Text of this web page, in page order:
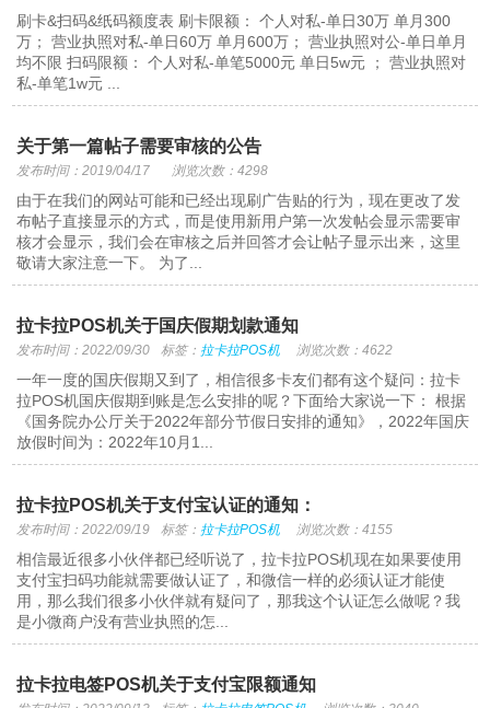
刷卡&扫码&纸码额度表 刷卡限额： 个人对私-单日30万 单月300
万； 营业执照对私-单日60万 单月600万； 营业执照对公-单日单月
均不限 扫码限额： 个人对私-单笔5000元 单日5w元 ； 营业执照对
私-单笔1w元 ...
关于第一篇帖子需要审核的公告
发布时间：2019/04/17 浏览次数：4298
由于在我们的网站可能和已经出现刷广告贴的行为，现在更改了发
布帖子直接显示的方式，而是使用新用户第一次发帖会显示需要审
核才会显示，我们会在审核之后并回答才会让帖子显示出来，这里
敬请大家注意一下。 为了...
拉卡拉POS机关于国庆假期划款通知
发布时间：2022/09/30 标签： 拉卡拉POS机 浏览次数：4622
一年一度的国庆假期又到了，相信很多卡友们都有这个疑问：拉卡
拉POS机国庆假期到账是怎么安排的呢？下面给大家说一下： 根据
《国务院办公厅关于2022年部分节假日安排的通知》，2022年国庆
放假时间为：2022年10月1...
拉卡拉POS机关于支付宝认证的通知：
发布时间：2022/09/19 标签： 拉卡拉POS机 浏览次数：4155
相信最近很多小伙伴都已经听说了，拉卡拉POS机现在如果要使用
支付宝扫码功能就需要做认证了，和微信一样的必须认证才能使
用，那么我们很多小伙伴就有疑问了，那我这个认证怎么做呢？我
是小微商户没有营业执照的怎...
拉卡拉电签POS机关于支付宝限额通知